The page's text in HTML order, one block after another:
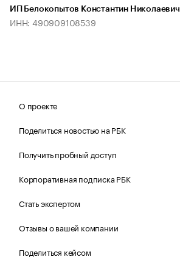
ИП Белокопытов Константин Николаевич
ИНН: 490909108539
О проекте
Поделиться новостью на РБК
Получить пробный доступ
Корпоративная подписка РБК
Стать экспертом
Отзывы о вашей компании
Поделиться кейсом